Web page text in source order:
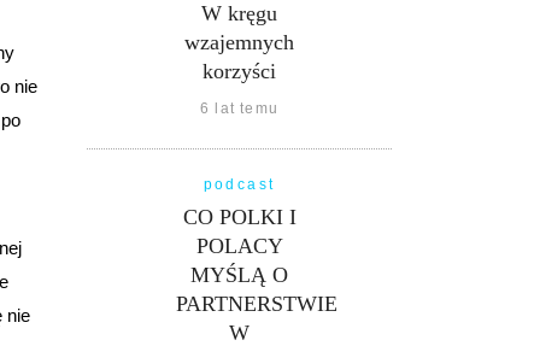
nie
nie
W kręgu
wzajemnych
korzyści
6 lat temu
podcast
CO POLKI I
POLACY
MYŚLĄ O
PARTNERSTWIE
W